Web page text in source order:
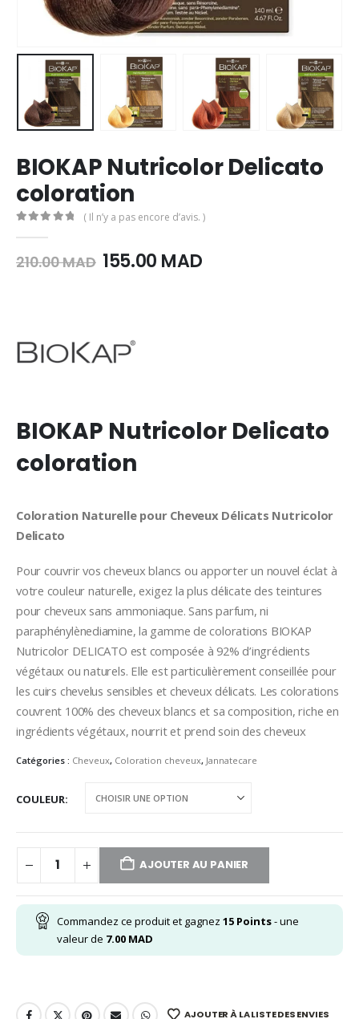
BIOKAP Nutricolor Delicato
coloration
( Il n’y a pas encore d’avis. )
210.00MAD Le
MAD.
155.00 MADLe
BIOKAP Nutricolor Delicato
coloration
Coloration Naturelle pour Cheveux Délicats Nutricolor
Delicato
Pour couvrir vos cheveux blancs ou apporter un nouvel éclat à
votre couleur naturelle, exigez la plus délicate des teintures
pour cheveux sans ammoniaque. Sans parfum, ni
paraphénylènediamine, la gamme de colorations BIOKAP
Nutricolor DELICATO est composée à 92% d’ingrédients
végétaux ou naturels. Elle est particulièrement conseillée pour
les cuirs chevelus sensibles et cheveux délicats. Les colorations
couvrent 100% des cheveux blancs et sa composition, riche en
ingrédients végétaux, nourrit et prend soin des cheveux
Catégories : Cheveux, Coloration cheveux, Jannatecare
COULEUR
AJOUTER AU PANIER
Commandez ce produit et gagnez 15 Points- une
valeur de 7.00 MAD
AJOUTER À LA LISTE DES ENVIES